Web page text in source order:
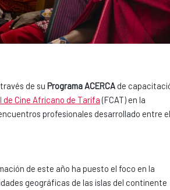
de su Programa ACERCA de
de Cine Africano de Tarifa (FCAT) en la
profesionales desarrollado entre el
de este año ha puesto el foco en la
geográficas de las islas del continente